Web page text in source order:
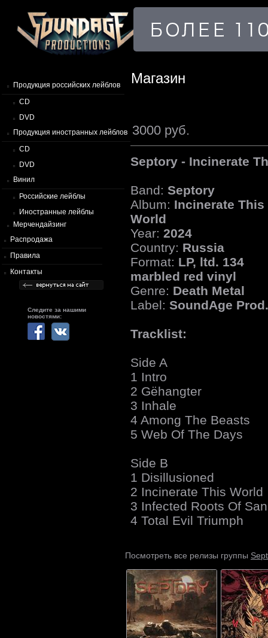
Продукция российских лейблов
CD
DVD
Продукция иностранных лейблов
CD
DVD
Винил
Российские лейблы
Иностранные лейблы
Мерчендайзинг
Распродажа
Правила
Контакты
Следите за нашими
новостями:
Магазин
3000 руб.
Septory - Incinerate
Band: Septory
Album: Incinerate This
World
Year: 2024
Country: Russia
Format: LP, ltd. 134
marbled red vinyl
Genre: Death Metal
Label: SoundAge Prod.
Tracklist:
Side A
1 Intro
2 Gëhangter
3 Inhale
4 Among The Beasts
5 Web Of The Days
Side B
1 Disillusioned
2 Incinerate This World
3 Infected Roots Of
4 Total Evil Triumph
Посмотреть все релизы группы